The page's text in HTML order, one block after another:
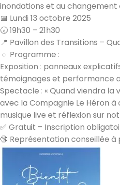
inondations et au changement
📅 Lundi 13 octobre 2025
🕢19h30 – 21h30
📍 Pavillon des Transitions –
🔹 Programme :
Exposition : panneaux
témoignages et performance
Spectacle : « Quand viendra la
avec la Compagnie Le Héron
musique live et réflexion sur
✅ Gratuit – Inscription
🔞 Représentation conseillée à